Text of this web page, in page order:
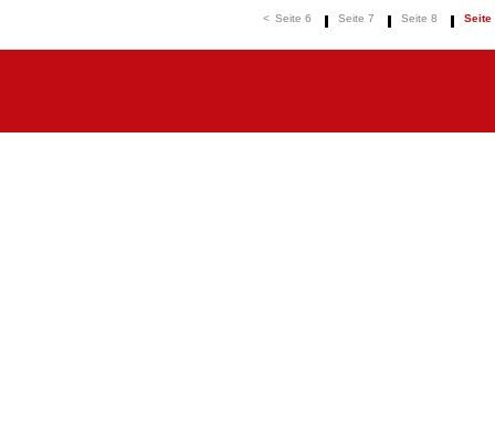
< Seite 6 Seite 7 Seite 8 Seite